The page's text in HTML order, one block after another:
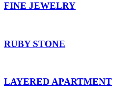
FINE JEWELRY
RUBY STONE
LAYERED APARTMENT